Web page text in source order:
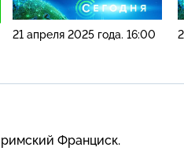
21 апреля 2025 года. 16:00
Франциск.